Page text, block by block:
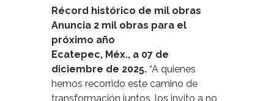
Récord histórico de mil obras
Anuncia 2 mil obras para el
próximo año
Ecatepec, Méx., a 07 de
diciembre de 2025. “A quienes
hemos recorrido este camino de
transformación juntos, los invito a no